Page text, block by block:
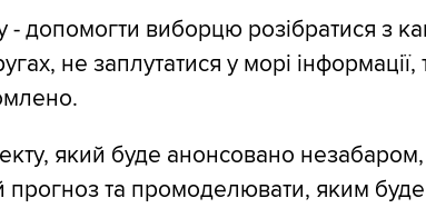
- допомогти виборцю розібратися з
не заплутатися у морі інформації,
який буде анонсовано
прогноз та промоделювати, яким